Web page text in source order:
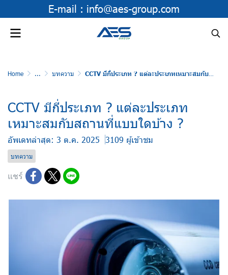
E-mail : info@aes-group.com
Home ... บทความ CCTV มีกี่ประเภท ? แต่ละประเภทเหมาะสมกับสถานที่แบบใดบ้าง ?
CCTV มีกี่ประเภท ? แต่ละประเภท
เหมาะสมกับสถานที่แบบใดบ้าง ?
อัพเดทล่าสุด: 3 ต.ค. 2025 3109 ผู้เข้าชม
บทความ
แชร์